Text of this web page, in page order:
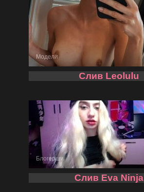
Модели
Слив Leolulu
Блогерши
Слив Eva Ninja